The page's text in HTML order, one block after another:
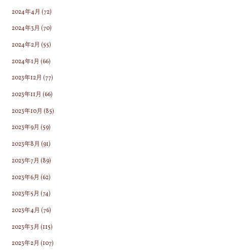
2024年4月 (72)
2024年3月 (70)
2024年2月 (55)
2024年1月 (66)
2023年12月 (77)
2023年11月 (66)
2023年10月 (85)
2023年9月 (59)
2023年8月 (91)
2023年7月 (89)
2023年6月 (62)
2023年5月 (74)
2023年4月 (76)
2023年3月 (115)
2023年2月 (107)